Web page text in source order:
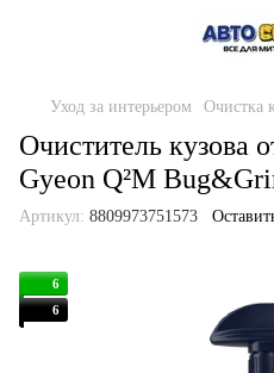
Уход за интерьером Очистка
Очиститель кузова
Gyeon Q²M
Артикул: 8809973751573
6
6